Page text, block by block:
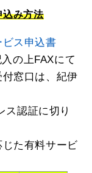
込み方法
ス申込書
の上FAXにて
窓口は、紀伊
ス認証に切り
た有料サービ